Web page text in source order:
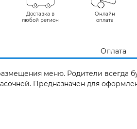
Доставка в
любой регион
Онлайн
оплата
Оплата
меню. Родители всегда
Предназначен для